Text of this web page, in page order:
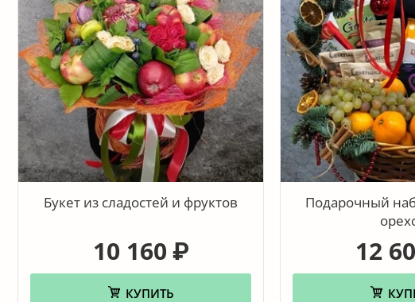
Букет из сладостей и фруктов
10 160 ₽
КУПИТЬ
Подарочный
12